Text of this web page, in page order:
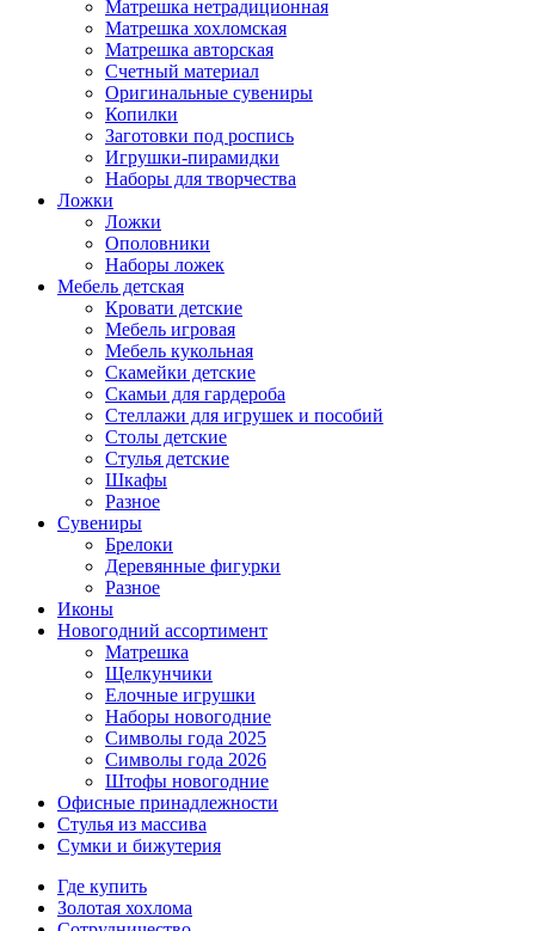
Матрешка нетрадиционная
Матрешка хохломская
Матрешка авторская
Счетный материал
Оригинальные сувениры
Копилки
Заготовки под роспись
Игрушки-пирамидки
Наборы для творчества
Ложки
Ложки
Ополовники
Наборы ложек
Мебель детская
Кровати детские
Мебель игровая
Мебель кукольная
Скамейки детские
Скамьи для гардероба
Стеллажи для игрушек и пособий
Столы детские
Стулья детские
Шкафы
Разное
Сувениры
Брелоки
Деревянные фигурки
Разное
Иконы
Новогодний ассортимент
Матрешка
Щелкунчики
Елочные игрушки
Наборы новогодние
Символы года 2025
Символы года 2026
Штофы новогодние
Офисные принадлежности
Стулья из массива
Сумки и бижутерия
Где купить
Золотая хохлома